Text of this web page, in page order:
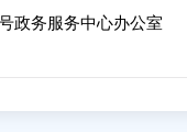
政务服务中心办公室